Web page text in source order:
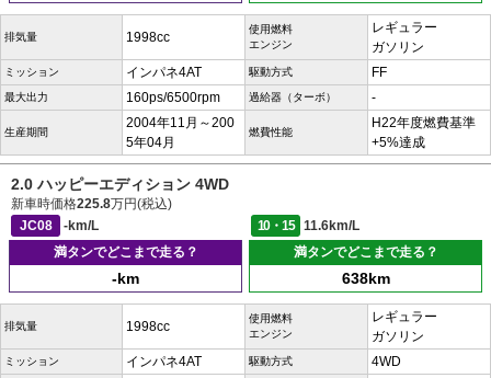
排気量 1998cc
使用燃料
エンジン
レギュラー
ガソリン
ミッション インパネ4AT 駆動方式 FF
最大出力 160ps/6500rpm 過給器（ターボ） -
生産期間
2004年11月～200
5年04月
燃費性能
H22年度燃費基準
+5%達成
2.0 ハッピーエディション 4WD
新車時価格225.8万円(税込)
JC08
-km/L 10・15
11.6km/L
満タンでどこまで走る？
-km
満タンでどこまで走る？
638km
排気量 1998cc
使用燃料
エンジン
レギュラー
ガソリン
ミッション インパネ4AT 駆動方式 4WD